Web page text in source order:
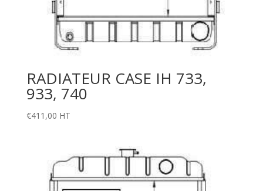
RADIATEUR CASE IH 733,
933, 740
€411,00 HT